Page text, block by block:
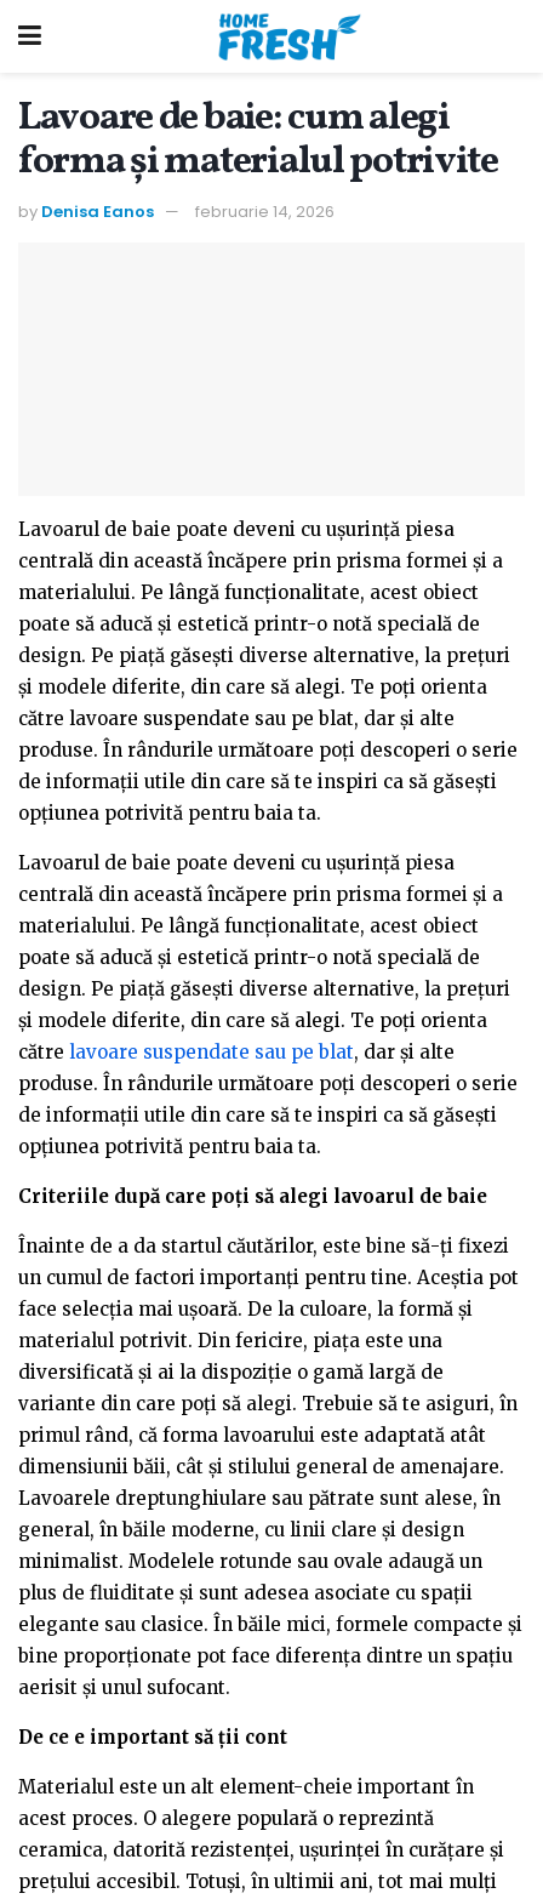
Lavoare de baie: cum alegi
forma și materialul potrivite
by Denisa Eanos februarie 14, 2026
Lavoarul de baie poate deveni cu ușurință piesa
centrală din această încăpere prin prisma formei și a
materialului. Pe lângă funcționalitate, acest obiect
poate să aducă și estetică printr-o notă specială de
design. Pe piață găsești diverse alternative, la prețuri
și modele diferite, din care să alegi. Te poți orienta
către lavoare suspendate sau pe blat, dar și alte
produse. În rândurile următoare poți descoperi o serie
de informații utile din care să te inspiri ca să găsești
opțiunea potrivită pentru baia ta.
Lavoarul de baie poate deveni cu ușurință piesa
centrală din această încăpere prin prisma formei și a
materialului. Pe lângă funcționalitate, acest obiect
poate să aducă și estetică printr-o notă specială de
design. Pe piață găsești diverse alternative, la prețuri
și modele diferite, din care să alegi. Te poți orienta
către lavoare suspendate sau pe blat, dar și alte
produse. În rândurile următoare poți descoperi o serie
de informații utile din care să te inspiri ca să găsești
opțiunea potrivită pentru baia ta.
Criteriile după care poți să alegi lavoarul de baie
Înainte de a da startul căutărilor, este bine să-ți fixezi
un cumul de factori importanți pentru tine. Aceștia pot
face selecția mai ușoară. De la culoare, la formă și
materialul potrivit. Din fericire, piața este una
diversificată și ai la dispoziție o gamă largă de
variante din care poți să alegi. Trebuie să te asiguri, în
primul rând, că forma lavoarului este adaptată atât
dimensiunii băii, cât și stilului general de amenajare.
Lavoarele dreptunghiulare sau pătrate sunt alese, în
general, în băile moderne, cu linii clare și design
minimalist. Modelele rotunde sau ovale adaugă un
plus de fluiditate și sunt adesea asociate cu spații
elegante sau clasice. În băile mici, formele compacte și
bine proporționate pot face diferența dintre un spațiu
aerisit și unul sufocant.
De ce e important să ții cont
Materialul este un alt element-cheie important în
acest proces. O alegere populară o reprezintă
ceramica, datorită rezistenței, ușurinței în curățare și
prețului accesibil. Totuși, în ultimii ani, tot mai mulți